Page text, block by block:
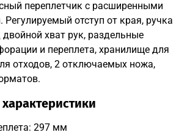
переплетчик с расширенными
отступ от края, ручка
хват рук, раздельные
и переплета, хранилище для
отходов, 2 отключаемых ножа,
297 мм